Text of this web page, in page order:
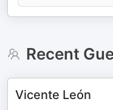
Recent
Vicente León